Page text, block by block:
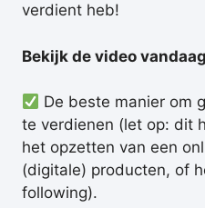
verdient heb!
Bekijk de video
De beste manier om
te verdienen (let op: dit
het opzetten van een
(digitale) producten, of
following).